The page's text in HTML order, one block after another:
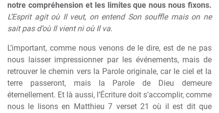
notre compréhension et les limites que nous nous fixons.
L’Esprit agit où Il veut, on entend Son souffle mais on ne
sait pas d’où Il vient ni où Il va.
L’important, comme nous venons de le dire, est de ne pas
nous laisser impressionner par les événements, mais de
retrouver le chemin vers la Parole originale, car le ciel et la
terre passeront, mais la Parole de Dieu demeure
éternellement. Et là aussi, l’Écriture doit s’accomplir, comme
nous le lisons en Matthieu 7 verset 21 où il est dit que